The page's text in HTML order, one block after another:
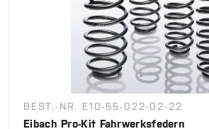
BEST.-NR. E10-55-022-02-22
Eibach Pro-Kit Fahrwerksfedern